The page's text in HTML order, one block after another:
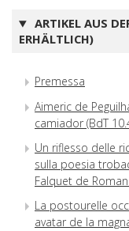
ARTIKEL AUS
ERHÄLTLICH)
Premessa
Aimeric de
camiador (BdT
Un riflesso delle
sulla poesia
Falquet de
La postourelle
avatar de la